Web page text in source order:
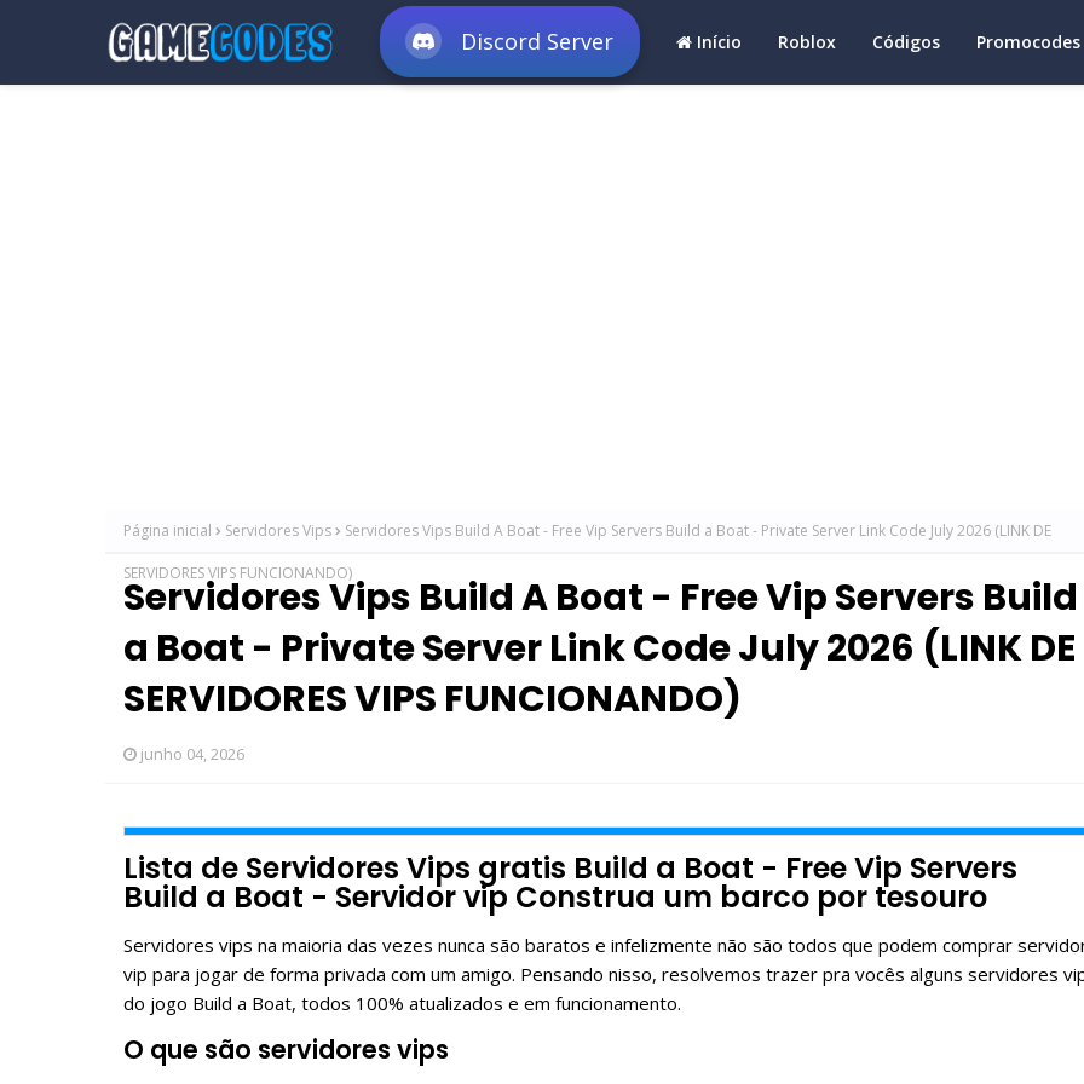
Discord Server Início Roblox Códigos Promocodes
Página inicial Servidores Vips Servidores Vips Build A Boat - Free Vip Servers Build a Boat - Private Server Link Code July 2026 (LINK DE
SERVIDORES VIPS FUNCIONANDO)
Servidores Vips Build A Boat - Free Vip Servers Build
a Boat - Private Server Link Code July 2026 (LINK DE
SERVIDORES VIPS FUNCIONANDO)
junho 04, 2026
Lista de Servidores Vips gratis Build a Boat - Free Vip Servers
Build a Boat - Servidor vip Construa um barco por tesouro
Servidores vips na maioria das vezes nunca são baratos e infelizmente não são todos que podem comprar
vip para jogar de forma privada com um amigo. Pensando nisso, resolvemos trazer pra vocês alguns servidores
do jogo Build a Boat, todos 100% atualizados e em funcionamento.
O que são servidores vips